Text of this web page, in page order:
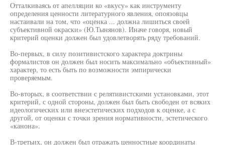
Отталкиваясь от апелляции ко «вкусу» как инструменту
определения ценности литературного явления, опоязовцы
настаивали на том, что «оценка ... должна лишиться своей
субъективной окраски» (Ю.Тынянов). Иначе говоря, новый
критерий оценки должен был удовлетворять ряду требований.
Во-первых, в силу позитивистского характера доктрины
формалистов он должен был носить максимально «объективный»
характер, то есть быть по возможности эмпирически
проверяемым.
Во-вторых, в соответствии с релятивистскими установками, этот
критерий, с одной стороны, должен был быть свободен от всяких
идеологических или внеэстетических подходов к оценке, а с
другой, от оценки с точки зрения нормативности, эстетического
«канона».
В-третьих, он должен был отражать ценностные координаты